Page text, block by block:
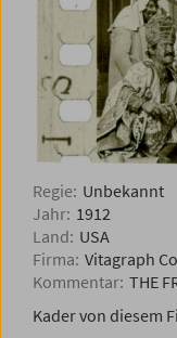
Regie: Unbekannt
Jahr: 1912
Land: USA
Firma: Vitagraph
Kommentar: THE
Kader von diesem